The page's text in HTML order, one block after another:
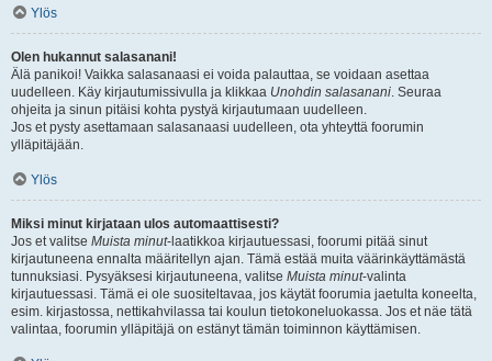
Ylös
Olen hukannut salasanani!
Älä panikoi! Vaikka salasanaasi ei voida palauttaa, se voidaan asettaa
uudelleen. Käy kirjautumissivulla ja klikkaa Unohdin salasanani. Seuraa
ohjeita ja sinun pitäisi kohta pystyä kirjautumaan uudelleen.
Jos et pysty asettamaan salasanaasi uudelleen, ota yhteyttä foorumin
ylläpitäjään.
Ylös
Miksi minut kirjataan ulos automaattisesti?
Jos et valitse Muista minut-laatikkoa kirjautuessasi, foorumi pitää sinut
kirjautuneena ennalta määritellyn ajan. Tämä estää muita väärinkäyttämästä
tunnuksiasi. Pysyäksesi kirjautuneena, valitse Muista minut-valinta
kirjautuessasi. Tämä ei ole suositeltavaa, jos käytät foorumia jaetulta koneelta,
esim. kirjastossa, nettikahvilassa tai koulun tietokoneluokassa. Jos et näe tätä
valintaa, foorumin ylläpitäjä on estänyt tämän toiminnon käyttämisen.